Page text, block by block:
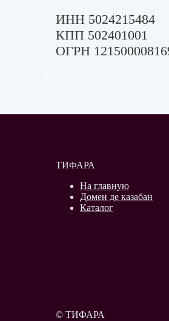
ИНН 5024215484
КПП 502401001
ОГРН
ТИФАРА
На главную
Домен де казабан
Каталог
© ТИФАРА